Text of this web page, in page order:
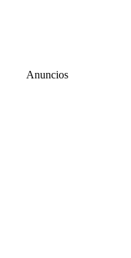
Anuncios